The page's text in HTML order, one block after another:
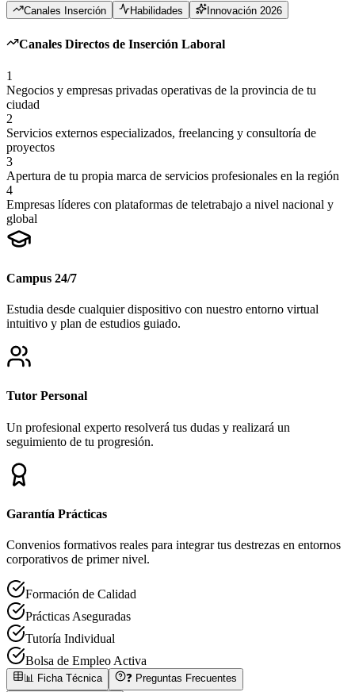
Canales Inserción Habilidades Innovación 2026
Canales Directos de Inserción Laboral
1
Negocios y empresas privadas operativas de la provincia de tu
ciudad
2
Servicios externos especializados, freelancing y consultoría de
proyectos
3
Apertura de tu propia marca de servicios profesionales en la región
4
Empresas líderes con plataformas de teletrabajo a nivel nacional y
global
Campus 24/7
Estudia desde cualquier dispositivo con nuestro entorno virtual
intuitivo y plan de estudios guiado.
Tutor Personal
Un profesional experto resolverá tus dudas y realizará un
seguimiento de tu progresión.
Garantía Prácticas
Convenios formativos reales para integrar tus destrezas en entornos
corporativos de primer nivel.
Formación de Calidad
Prácticas Aseguradas
Tutoría Individual
Bolsa de Empleo Activa
📊 Ficha Técnica ❓ Preguntas Frecuentes